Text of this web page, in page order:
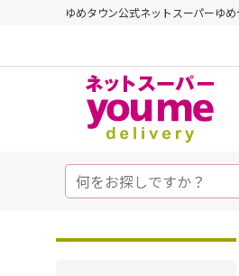
ゆめタウン公式ネットスーパーゆ